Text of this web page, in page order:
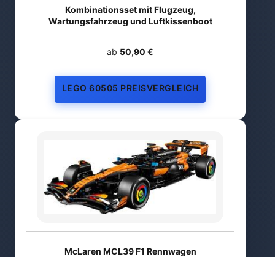
Kombinationsset mit Flugzeug,
Wartungsfahrzeug und Luftkissenboot
ab 50,90 €
LEGO 60505 PREISVERGLEICH
McLaren MCL39 F1 Rennwagen